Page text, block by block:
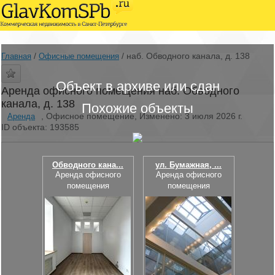
Объект в архиве или сдан
Похожие объекты
Обводного кана...
Аренда офисного
помещения
ул. Бумажная, ...
Аренда офисного
помещения
Главная / Офисные помещения / наб. Обводного канала, д. 138
Аренда офисного помещения наб. Обводного
канала, д. 138
Аренда
, Офисное помещение, Изменено: 3 июля 2026 г.
ID объекта: 193585